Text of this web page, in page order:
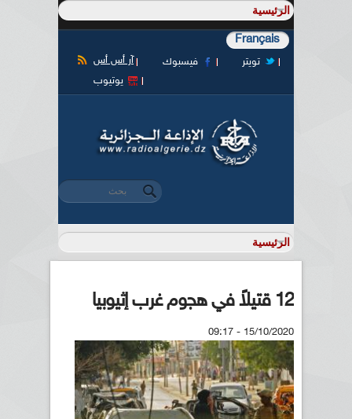
Français
آر أس أس فيسبوك
تويتر
يوتيوب
استمارة البحث
‏بحث ‏
12 قتيلاً في هجوم غرب إثيوبيا
15/10/2020 - 09:17